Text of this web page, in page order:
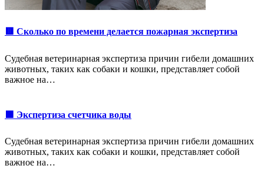
🟥 Сколько по времени делается пожарная экспертиза
Судебная ветеринарная экспертиза причин гибели домашних
животных, таких как собаки и кошки, представляет собой
важное на…
🟩 Экспертиза счетчика воды
Судебная ветеринарная экспертиза причин гибели домашних
животных, таких как собаки и кошки, представляет собой
важное на…